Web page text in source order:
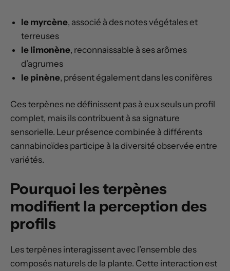
le myrcène, associé à des notes végétales et
terreuses
le limonène, reconnaissable à ses arômes
d’agrumes
le pinène, présent également dans les conifères
Ces terpènes ne définissent pas à eux seuls un profil
complet, mais ils contribuent à sa signature
sensorielle. Leur présence combinée à différents
cannabinoïdes participe à la diversité observée entre
variétés.
Pourquoi les terpènes
modifient la perception des
profils
Les terpènes interagissent avec l’ensemble des
composés naturels de la plante. Cette interaction est